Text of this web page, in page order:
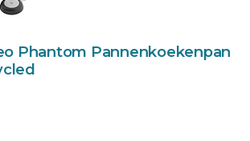
Phantom Pannenkoekenpan